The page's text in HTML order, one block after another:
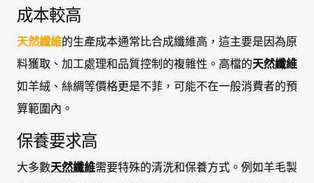
成本較高
天然纖維的生產成本通常比合成纖維高，這主要是因為原
料獲取、加工處理和品質控制的複雜性。高檔的天然纖維
如羊絨、絲綢等價格更是不菲，可能不在一般消費者的預
算範圍內。
保養要求高
大多數天然纖維需要特殊的清洗和保養方式。例如羊毛製